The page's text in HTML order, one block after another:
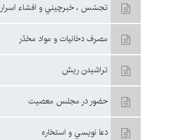
تجسّس ، خبرچيني و افشاء اسرار
مصرف دخانيات و مواد مخدّر
تراشيدن ريش
حضور در مجلس معصيت
دعا نويسي و استخاره